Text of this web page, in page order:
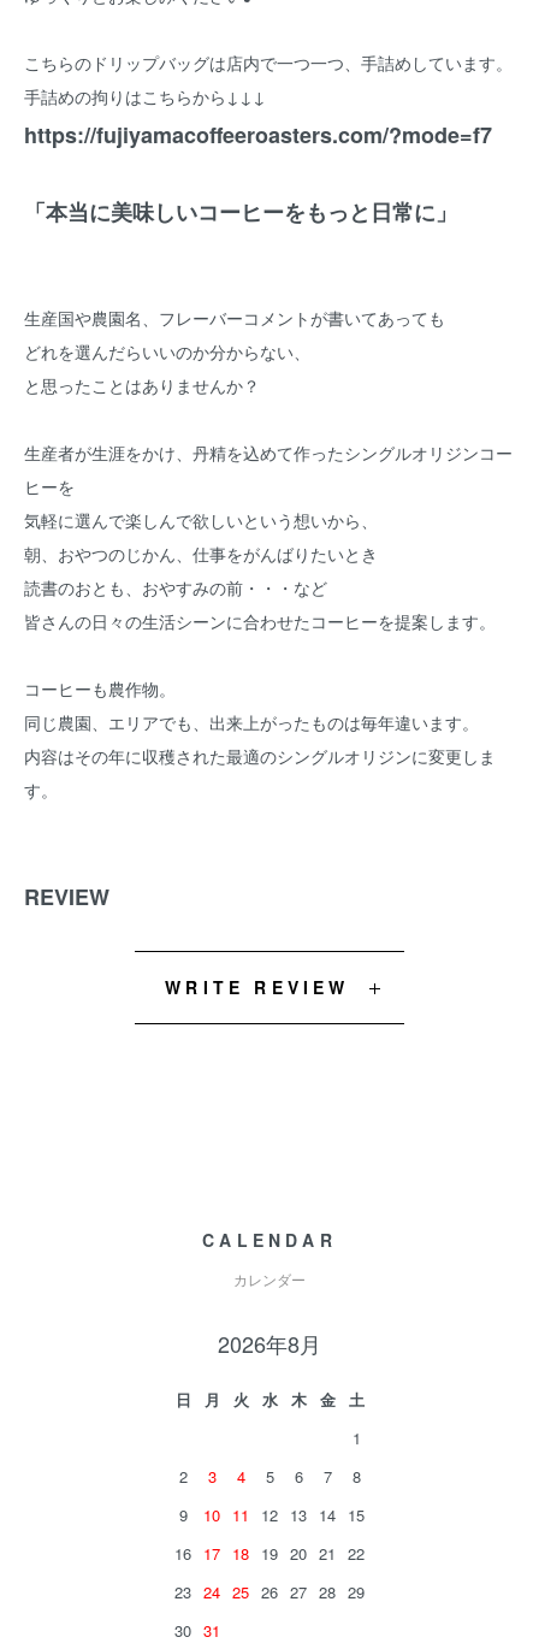
こちらのドリップバッグは店内で一つ一つ、手詰めしています。
手詰めの拘りはこちらから↓↓↓
https://fujiyamacoffeeroasters.com/?mode=f7
「本当に美味しいコーヒーをもっと日常に」
生産国や農園名、フレーバーコメントが書いてあっても
どれを選んだらいいのか分からない、
と思ったことはありませんか？
生産者が生涯をかけ、丹精を込めて作ったシングルオリジンコー
ヒーを
気軽に選んで楽しんで欲しいという想いから、
朝、おやつのじかん、仕事をがんばりたいとき
読書のおとも、おやすみの前・・・など
皆さんの日々の生活シーンに合わせたコーヒーを提案します。
コーヒーも農作物。
同じ農園、エリアでも、出来上がったものは毎年違います。
内容はその年に収穫された最適のシングルオリジンに変更しま
す。
REVIEW
WRITE REVIEW
CALENDAR
カレンダー
2026年8月
日 月 火 水 木 金
土
1
2
3 4 5 6 7
8
9
10 11 12 13 14 15
16 17 18 19 20 21
22
23 24 25 26 27 28 29
30 31